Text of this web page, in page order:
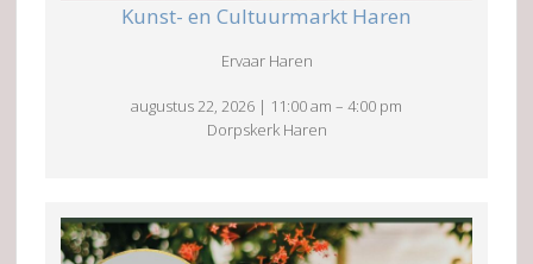
Kunst- en Cultuurmarkt Haren
Ervaar Haren
augustus 22, 2026 | 11:00 am – 4:00 pm
Dorpskerk Haren